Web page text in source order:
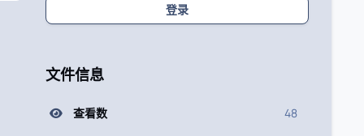
登录
文件信息
查看数 48